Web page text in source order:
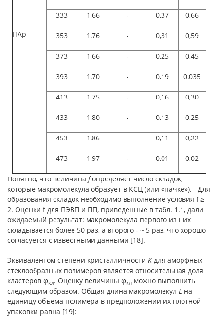
ПАр
333 1,66 - 0,37 0,66
353 1,76 - 0,31 0,59
373 1,66 - 0,25 0,45
393 1,70 - 0,19 0,035
413 1,75 - 0,16 0,30
433 1,80 - 0,13 0,25
453 1,86 - 0,11 0,22
473 1,97 - 0,01 0,02
Понятно, что величина fопределяет число складок,
которые макромолекула образует в КСЦ (или «пачке»). Для
образования складок необходимо выполнение условия f ≥
2. Оценки f для ПЭВП и ПП, приведенные в табл. 1.1, дали
ожидаемый результат: макромолекула первого из них
складывается более 50 раз, а второго - ~ 5 раз, что хорошо
согласуется с известными данными [18].
Эквивалентом степени кристалличности Кдля аморфных
стеклообразных полимеров является относительная доля
кластеров φкл. Оценку величины φкл можно выполнить
следующим образом. Общая длина макромолекул L на
единицу объема полимера в предположении их плотной
упаковки равна [19]: